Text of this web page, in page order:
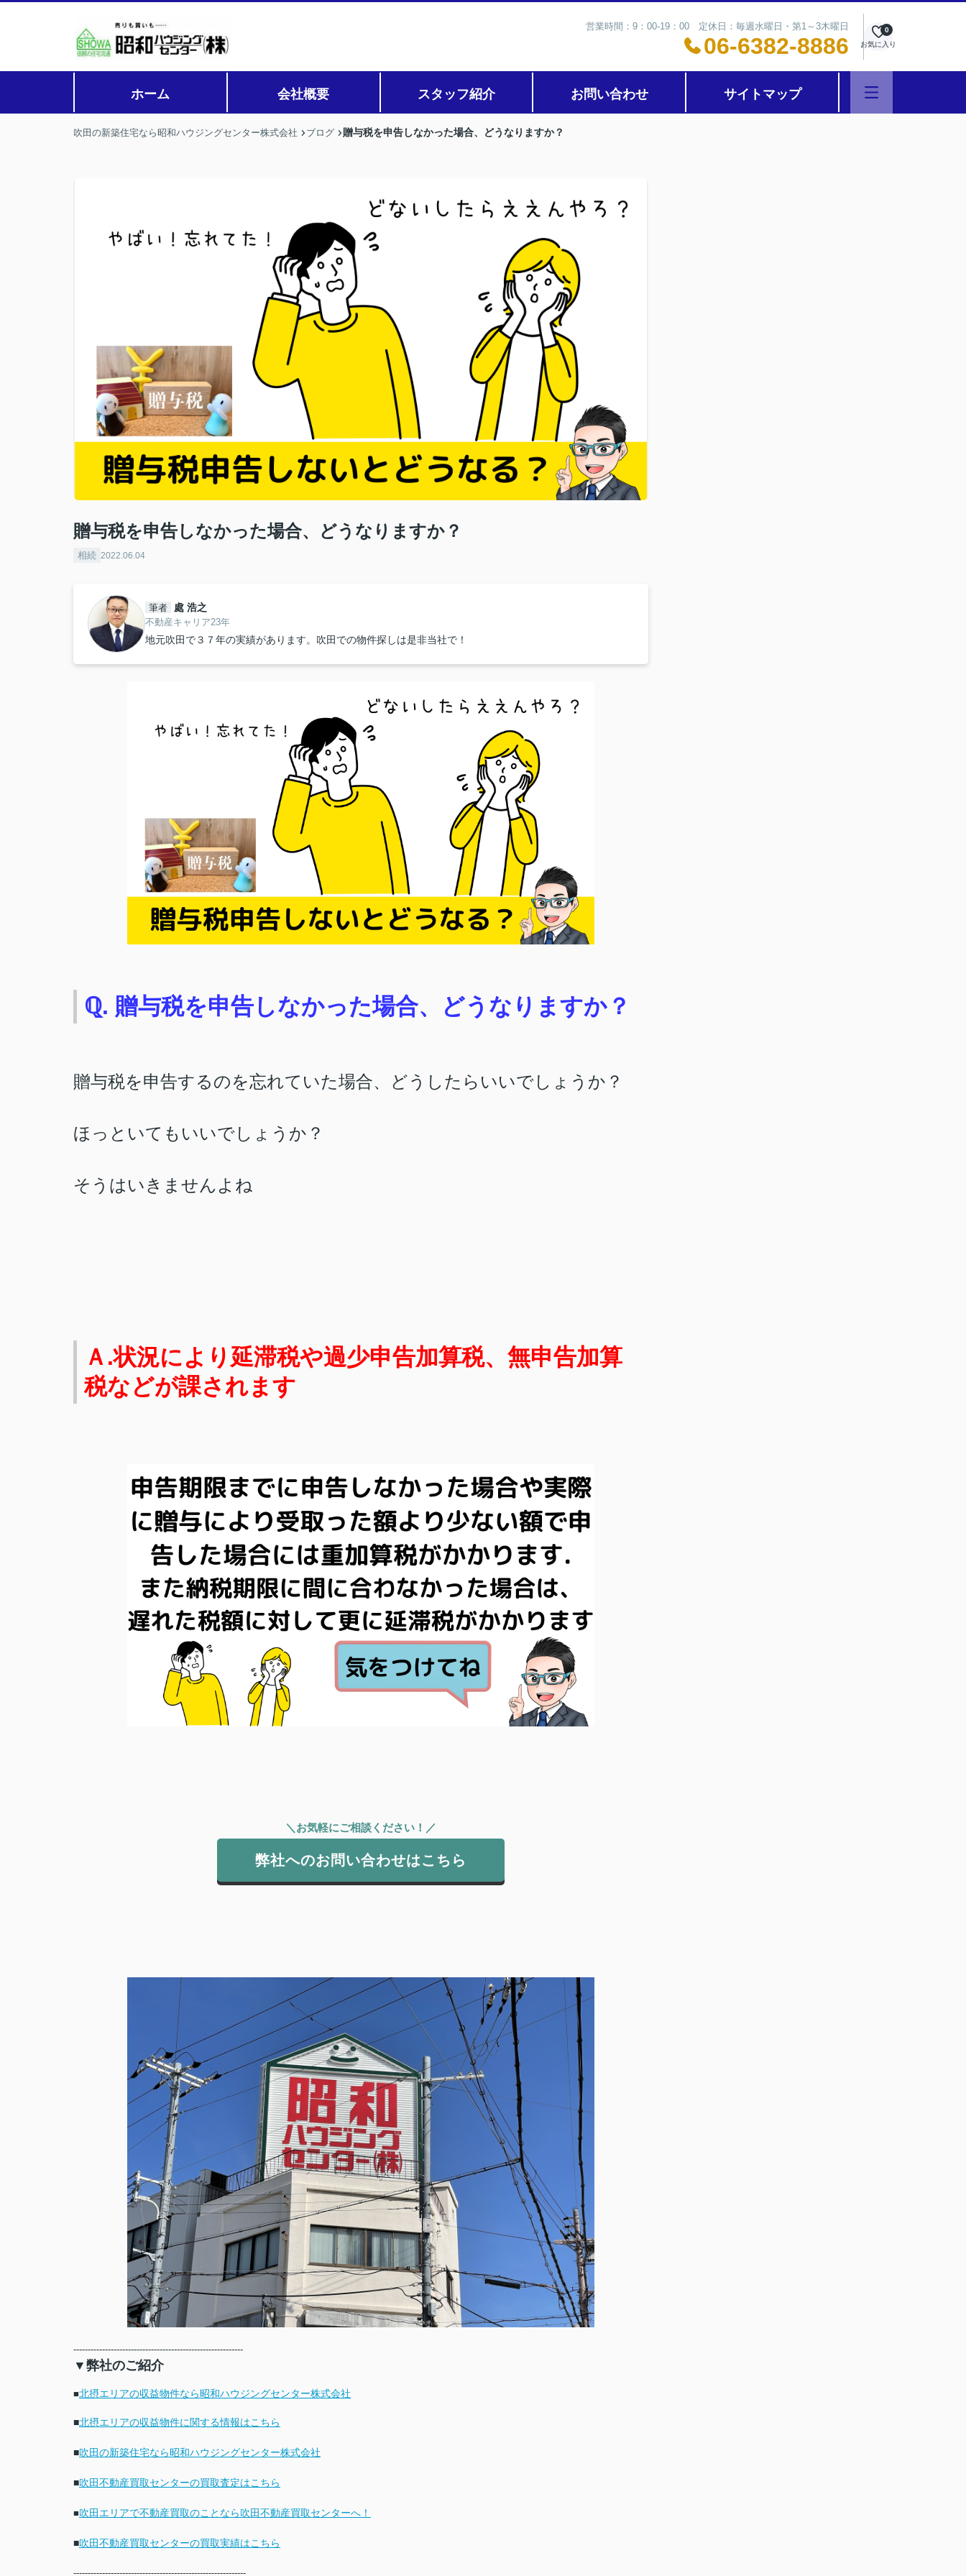
営業時間：9：00-19：00 定休日：毎週水曜日・第1～3木曜日
06-6382-8886 お気に入り
0
ホーム 会社概要 スタッフ紹介 お問い合わせ サイトマップ
吹田の新築住宅なら昭和ハウジングセンター株式会社 ブログ 贈与税を申告しなかった場合、どうなりますか？
贈与税を申告しなかった場合、どうなりますか？
相続 2022.06.04
筆者 處 浩之
不動産キャリア23年
地元吹田で３７年の実績があります。吹田での物件探しは是非当社で！
ℚ. 贈与税を申告しなかった場合、どうなりますか？
贈与税を申告するのを忘れていた場合、どうしたらいいでしょうか？
ほっといてもいいでしょうか？
そうはいきませんよね
Ａ.状況により延滞税や過少申告加算税、無申告加算
税などが課されます
＼お気軽にご相談ください！／
弊社へのお問い合わせはこちら
-----------------------------------------------------------
▼弊社のご紹介
■北摂エリアの収益物件なら昭和ハウジングセンター株式会社
■北摂エリアの収益物件に関する情報はこちら
■吹田の新築住宅なら昭和ハウジングセンター株式会社
■吹田不動産買取センターの買取査定はこちら
■吹田エリアで不動産買取のことなら吹田不動産買取センターへ！
■吹田不動産買取センターの買取実績はこちら
------------------------------------------------------------